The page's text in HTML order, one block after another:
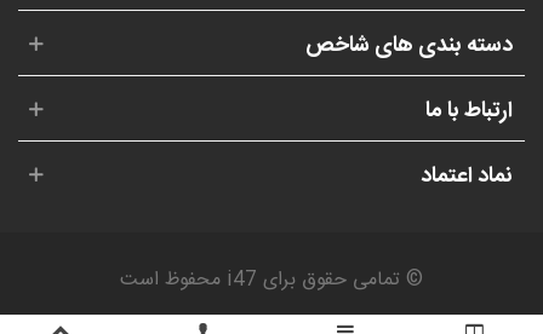
دسته بندی های شاخص
ارتباط با ما
نماد اعتماد
© تمامی حقوق برای i47 محفوظ است